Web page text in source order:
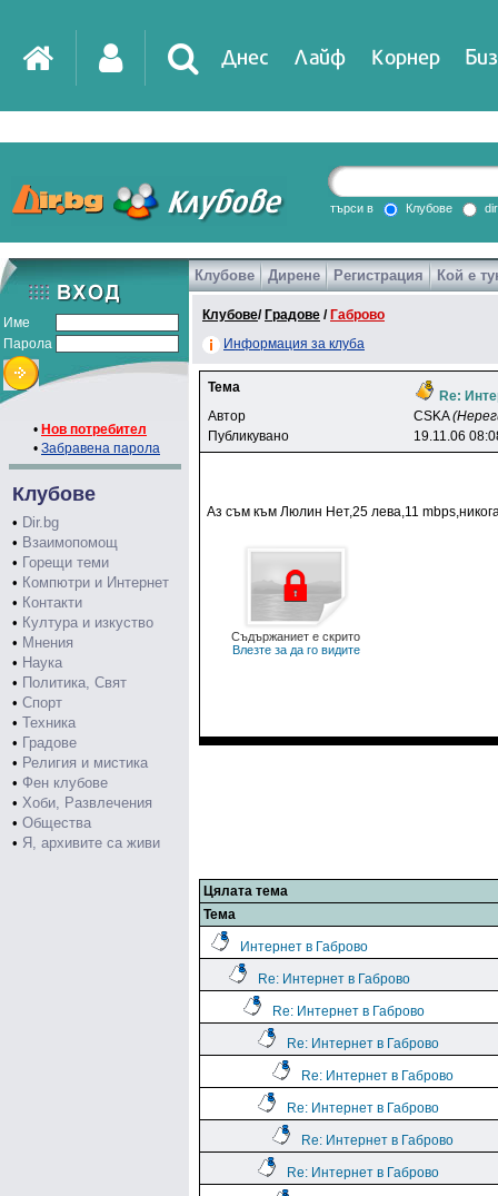
Днес Лайф Корнер
DirTV Impressio
Games
търси в Клубове
Име
Парола
• Нов потребител
• Забравена парола
Клубове
• Dir.bg
• Взаимопомощ
• Горещи теми
• Компютри и Интернет
• Контакти
• Култура и изкуство
• Мнения
• Наука
• Политика, Свят
• Спорт
• Техника
• Градове
• Религия и мистика
• Фен клубове
• Хоби, Развлечения
• Общества
• Я, архивите са живи
Клубове Дирене Регистрация Кой е
Клубове/ Градове / Габрово
Информация за клуба
Тема
Re:
Автор
CSKA
Публикувано
19.11.06
Аз съм към Люлин Нет,25 лева,11
Съдържаниет е скрито
Влезте за да го видите
Цялата тема
Тема
Интернет в Габрово
Re: Интернет в Габрово
Re: Интернет в Габрово
Re: Интернет в Габрово
Re: Интернет в Габрово
Re: Интернет в Габрово
Re: Интернет в Габрово
Re: Интернет в Габрово